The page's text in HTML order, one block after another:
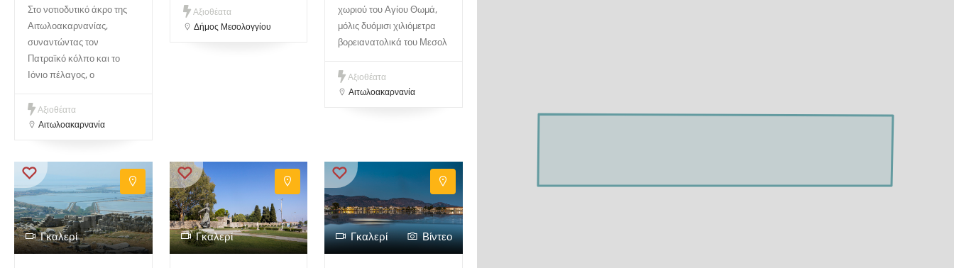
Στο νοτιοδυτικό άκρο της
Αιτωλοακαρνανίας,
συναντώντας τον
Πατραϊκό κόλπο και το
Ιόνιο πέλαγος, ο
Αξιοθέατα
Αιτωλοακαρνανία
Αξιοθέατα
Δήμος Μεσολογγίου
χωριού του Αγίου Θωμά,
μόλις δυόμισι χιλιόμετρα
βορειανατολικά του Μεσολ
Αξιοθέατα
Αιτωλοακαρνανία
Γκαλερί Γκαλερί Γκαλερί Βίντεο